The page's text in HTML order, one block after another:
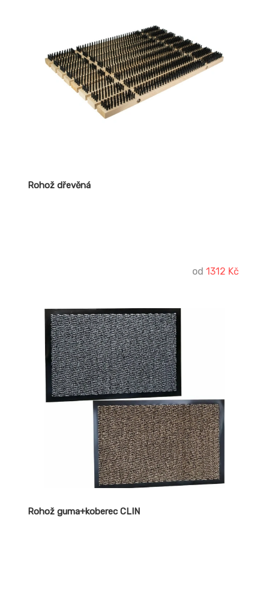
Rohož dřevěná
od 1312 Kč
Rohož guma+koberec CLIN